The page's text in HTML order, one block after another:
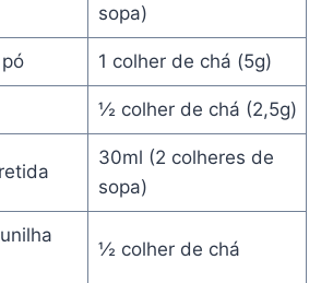
sopa)
1 colher de chá (5g)
½ colher de chá (2,5g)
30ml (2 colheres de
sopa)
½ colher de chá